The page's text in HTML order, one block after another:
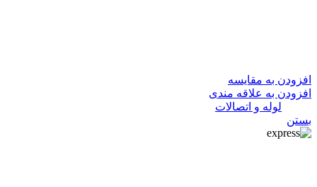
افزودن به مقایسه
افزودن به علاقه مندی
لوله و اتصالات
بستن